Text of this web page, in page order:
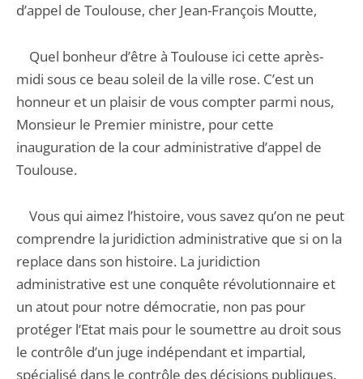
d’appel de Toulouse, cher Jean-François Moutte,
Quel bonheur d’être à Toulouse ici cette après-
midi sous ce beau soleil de la ville rose. C’est un
honneur et un plaisir de vous compter parmi nous,
Monsieur le Premier ministre, pour cette
inauguration de la cour administrative d’appel de
Toulouse.
Vous qui aimez l’histoire, vous savez qu’on ne peut
comprendre la juridiction administrative que si on la
replace dans son histoire. La juridiction
administrative est une conquête révolutionnaire et
un atout pour notre démocratie, non pas pour
protéger l’Etat mais pour le soumettre au droit sous
le contrôle d’un juge indépendant et impartial,
spécialisé dans le contrôle des décisions publiques.